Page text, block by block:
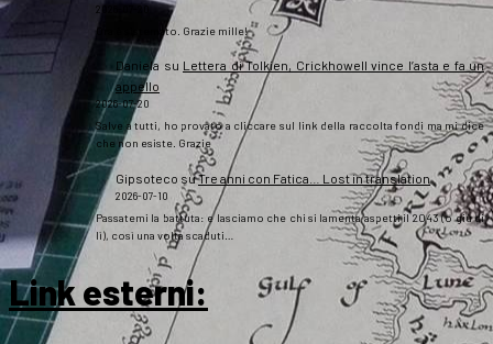
2026-07-20
Ora è sistemato. Grazie mille!
Daniela su Lettera di Tolkien, Crickhowell vince l’asta e fa un
appello
2026-07-20
Salve a tutti, ho provato a cliccare sul link della raccolta fondi ma mi dice
che non esiste. Grazie
Gipsoteco suTre anni con Fatica… Lost in translation
2026-07-10
Passatemi la battuta: e lasciamo che chi si lamenta aspetti il 2043 (o giù di
lì), così una volta scaduti…
Link esterni: